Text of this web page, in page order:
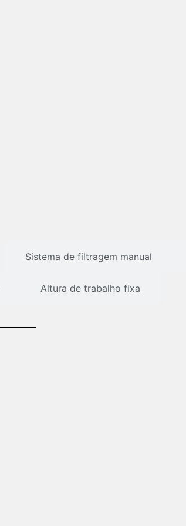
Sistema de filtragem manual
Altura de trabalho fixa